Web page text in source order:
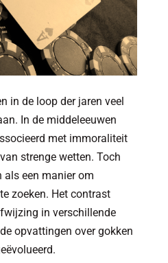
in de loop der jaren veel
In de middeleeuwen
met immoraliteit
strenge wetten. Toch
als een manier om
zoeken. Het contrast
in verschillende
opvattingen over gokken